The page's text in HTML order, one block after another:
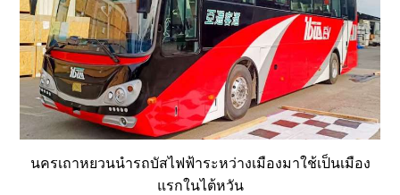
นครเถาหยวนนำรถบัสไฟฟ้าระหว่างเมืองมาใช้เป็นเมือง
แรกในไต้หวัน